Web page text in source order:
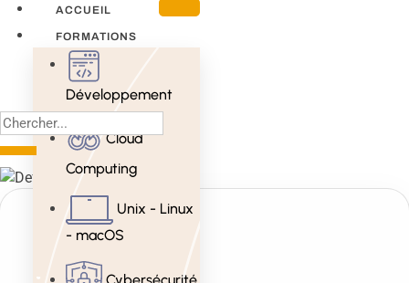
ACCUEIL
FORMATIONS
Développement
Cloud
Computing
Unix - Linux
- macOS